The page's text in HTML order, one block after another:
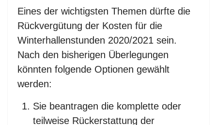
Eines der wichtigsten Themen dürfte die
Rückvergütung der Kosten für die
Winterhallenstunden 2020/2021 sein.
Nach den bisherigen Überlegungen
könnten folgende Optionen gewählt
werden:
Sie beantragen die komplette oder
teilweise Rückerstattung der